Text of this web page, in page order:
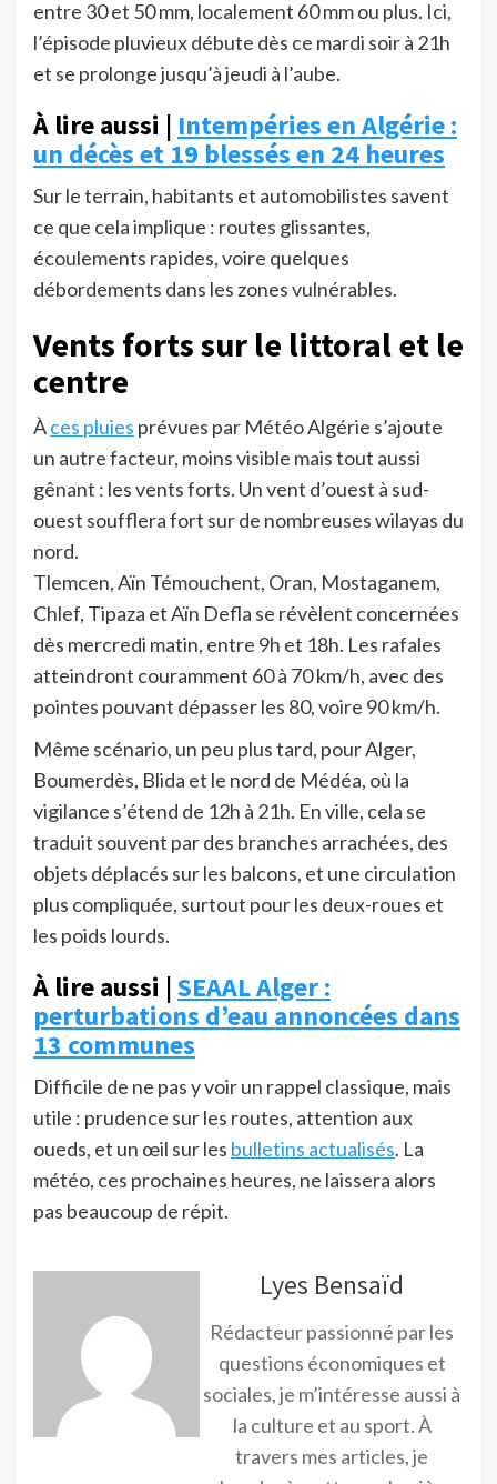
entre 30 et 50 mm, localement 60 mm ou plus. Ici,
l’épisode pluvieux débute dès ce mardi soir à 21h
et se prolonge jusqu’à jeudi à l’aube.
À lire aussi | Intempéries en Algérie :
un décès et 19 blessés en 24 heures
Sur le terrain, habitants et automobilistes savent
ce que cela implique : routes glissantes,
écoulements rapides, voire quelques
débordements dans les zones vulnérables.
Vents forts sur le littoral et le
centre
Àces pluies prévues par Météo Algérie s’ajoute
un autre facteur, moins visible mais tout aussi
gênant : les vents forts. Un vent d’ouest à sud-
ouest soufflera fort sur de nombreuses wilayas du
nord.
Tlemcen, Aïn Témouchent, Oran, Mostaganem,
Chlef, Tipaza et Aïn Defla se révèlent concernées
dès mercredi matin, entre 9h et 18h. Les rafales
atteindront couramment 60 à 70 km/h, avec des
pointes pouvant dépasser les 80, voire 90 km/h.
Même scénario, un peu plus tard, pour Alger,
Boumerdès, Blida et le nord de Médéa, où la
vigilance s’étend de 12h à 21h. En ville, cela se
traduit souvent par des branches arrachées, des
objets déplacés sur les balcons, et une circulation
plus compliquée, surtout pour les deux-roues et
les poids lourds.
À lire aussi |SEAAL Alger :
perturbations d’eau annoncées dans
13 communes
Difficile de ne pas y voir un rappel classique, mais
utile : prudence sur les routes, attention aux
oueds, et un œil sur les bulletins actualisés. La
météo, ces prochaines heures, ne laissera alors
pas beaucoup de répit.
Lyes Bensaïd
Rédacteur passionné par les
questions économiques et
sociales, je m’intéresse aussi à
la culture et au sport. À
travers mes articles, je